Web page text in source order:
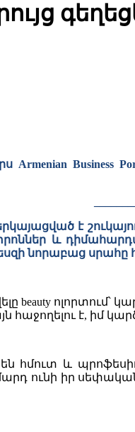
Armenian Business
է
և
նորաբաց սրահը
beauty ոլորտում՝
հաջողելու է, իմ
են հմուտ և
մարդ ունի իր